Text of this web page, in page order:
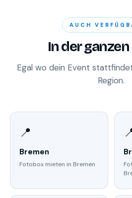
AUCH
In der ganzen
Egal wo dein Event
Region.
📍
Bremen
Fotobox mieten in Bremen